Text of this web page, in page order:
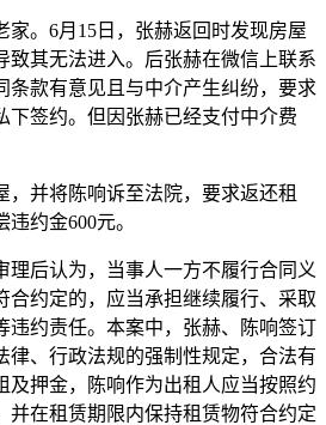
家。6月15日，张赫返回时发现房屋
致其无法进入。后张赫在微信上联系
条款有意见且与中介产生纠纷，要求
下签约。但因张赫已经支付中介费
，并将陈响诉至法院，要求返还租
约金600元。
理后认为，当事人一方不履行合同义
合约定的，应当承担继续履行、采取
违约责任。本案中，张赫、陈响签订
律、行政法规的强制性规定，合法有
及押金，陈响作为出租人应当按照约
并在租赁期限内保持租赁物符合约定